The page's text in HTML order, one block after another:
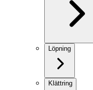
Löpning
Klättring